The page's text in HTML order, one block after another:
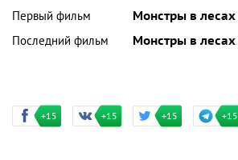
Первый фильм
Монстры в лесах
Последний фильм
Монстры в лесах
+15 +15 +15 +15